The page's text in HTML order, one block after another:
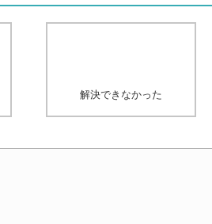
解決できなかった